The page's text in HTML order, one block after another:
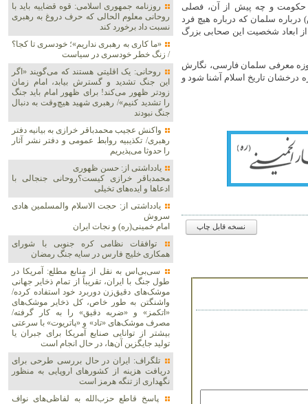
حکومت و چه پیش از آن، فصلی
سلمان که درباره هیچ فرد
ابعاد شخصیت این صحابی بزرگ
معرفی سلمان فارسی، نگارش
درخشان تاریخ اسلام آشنا شود و
نسخه قابل چاپ
روزنامه جمهوری اسلامی: قوه قضاییه باید با
روحانی معلوم الحالی که حرف دروغ به رهبری
نسبت داد برخورد کند
«ما کاری به رهبری نداریم»؛ خودسری تا کجا؟
/ زنگ خطر خودسری در سیاست
روحانی: یک اقلیتی هستند که می‌گویند «اگر
این جنگ تشدید و گسترش بیابد، امام زمان
زودتر ظهور می‌کند! برای ظهور امام باید جنگ
را تشدید کنیم»/ رهبری شهید هیچ‌وقت به دنبال
جنگ نبودند
واکنش عجیب محمدباقر خرازی به بیانیه دفتر
رهبری/ تکذیبیه روابط عمومی و دفتر نشر آثار
را حدوثا می‌پذیریم
یادداشتی از: حسن ظهوری
محمدباقر خرازی کیست؟روحانی جنجالی با
ادعاها و ایده‌های تخیلی
یادداشتی از: حجت الاسلام والمسلمین هادی
سروش
امام خمینی(ره) و نجات ایران
توافقات نظامی کره جنوبی با شورای
همکاری خلیج فارس در سایه جنگ رمضان
سی‌بی‌اس به نقل از منابع مطلع: آمریکا در
طول جنگ با ایران، تقریباً از تمام ذخایر جهانی
موشک‌های دقیق‌زن دوربرد خود استفاده کرده/
واشنگتن به طور خاص، کل ذخایر موشک‌های
«اتکمز» و «ضربه دقیق» را به کار گرفته/
مصرف موشک‌های «تاد» و «پاتریوت» با سرعتی
بیشتر از توانایی صنایع آمریکا برای جبران یا
تولید جایگزین آن‌ها، در حال انجام است
تلگراف: ایران در حال بررسی طرحی برای
دریافت هزینه از کشورهای اروپایی به منظور
نگهداری از تنگه هرمز است
پاسخ قاطع حزب‌الله به لفاظی‌های نواف